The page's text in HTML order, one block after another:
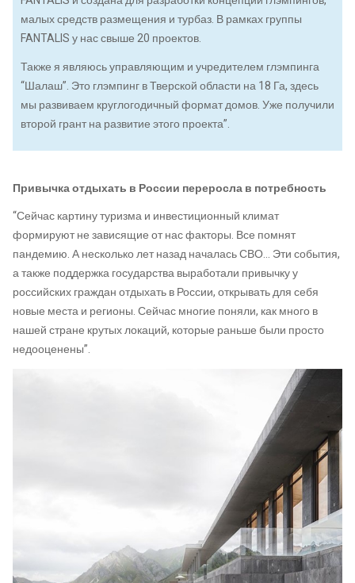
малых средств размещения и турбаз. В рамках группы
FANTALIS у нас свыше 20 проектов.
Также я являюсь управляющим и учредителем глэмпинга
“Шалаш”. Это глэмпинг в Тверской области на 18 Га, здесь
мы развиваем круглогодичный формат домов. Уже получили
второй грант на развитие этого проекта”.
Привычка отдыхать в России переросла в потребность
“Сейчас картину туризма и инвестиционный климат
формируют не зависящие от нас факторы. Все помнят
пандемию. А несколько лет назад началась СВО… Эти события,
а также поддержка государства выработали привычку у
российских граждан отдыхать в России, открывать для себя
новые места и регионы. Сейчас многие поняли, как много в
нашей стране крутых локаций, которые раньше были просто
недооценены”.